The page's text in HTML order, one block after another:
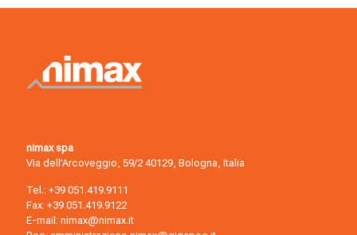
nimax spa
Via dell’Arcoveggio, 59/2 40129, Bologna, Italia
Tel.: +39 051.419.9111
Fax: +39 051.419.9122
E-mail: nimax@nimax.it